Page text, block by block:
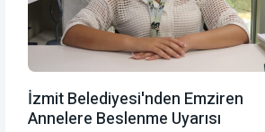
İzmit Belediyesi'nden Emziren
Annelere Beslenme Uyarısı